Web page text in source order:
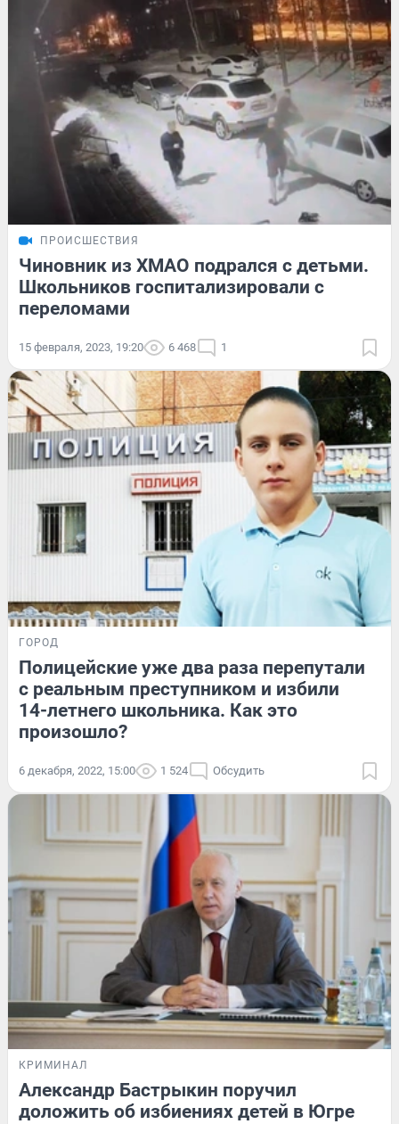
ПРОИСШЕСТВИЯ
Чиновник из ХМАО подрался с детьми.
Школьников госпитализировали с
переломами
15 февраля, 2023, 19:20 6 468 1
ГОРОД
Полицейские уже два раза перепутали
с реальным преступником и избили
14-летнего школьника. Как это
произошло?
6 декабря, 2022, 15:00 1 524 Обсудить
КРИМИНАЛ
Александр Бастрыкин поручил
доложить об избиениях детей в Югре